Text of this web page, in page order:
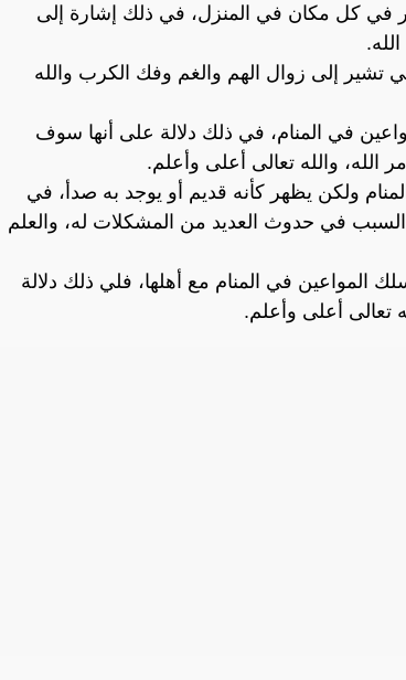
في كل مكان في المنزل، في ذلك إشارة إلى
تشير إلى زوال الهم والغم وفك الكرب والله
في المنام، في ذلك دلالة على أنها سوف
والله تعالى أعلى وأعلم.
ولكن يظهر كأنه قديم أو يوجد به صدأ، في
في حدوث العديد من المشكلات له، والعلم
المواعين في المنام مع أهلها، فلي ذلك دلالة
تعالى أعلى وأعلم.